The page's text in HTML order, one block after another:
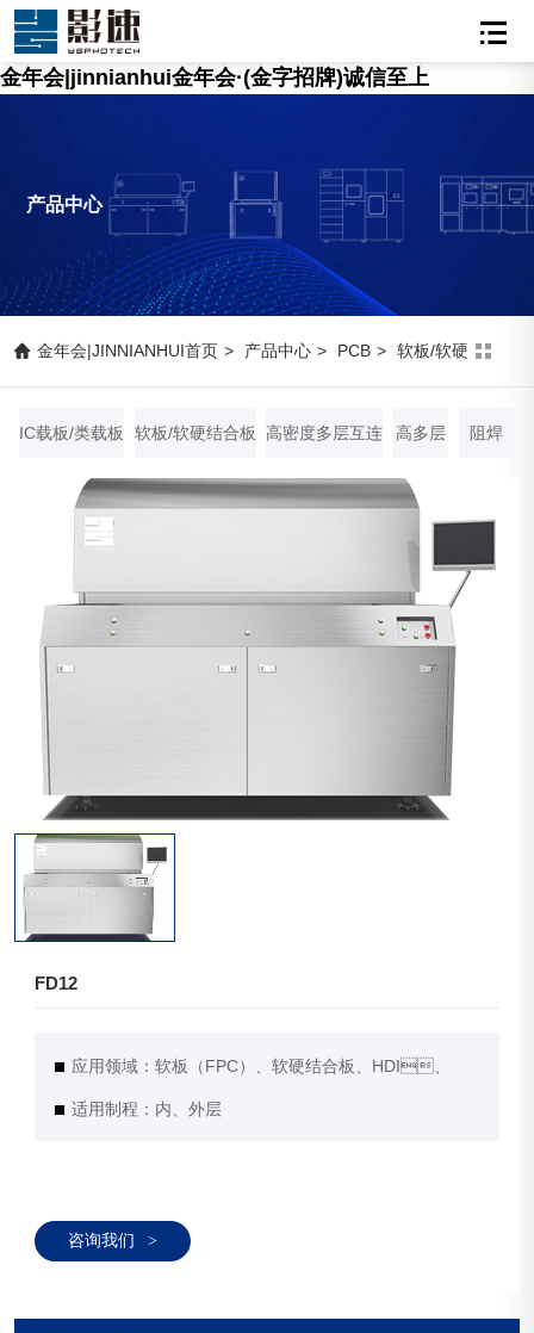
金年会|jinnianhui金年会·(金字招牌)诚信至上
产品中心
金年会|JINNIANHUI首页 > 产品中心 > PCB > 软板/软硬结合板
IC载板/类载板 软板/软硬结合板 高密度多层互连 高多层 阻焊
FD12
应用领域：软板（FPC）、软硬结合板、HDI、
适用制程：内、外层
咨询我们 >